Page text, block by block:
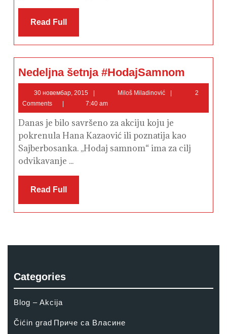
Read Full Read
Nedeljna šetnja #HodajSamnom
30 новембар, 2015
новембар,
Miloš Miladinović
2
Comments
7:40 am
Danas je bilo savršeno za akciju koju je
pokrenula Hana Kazaović ili poznatija kao
Sajberbosanka. ,,Hodaj samnom“ ima za cilj
odvikavanje ...
Read Full Read
Categories
Blog – Akcija
Čićin grad Приче са Власине